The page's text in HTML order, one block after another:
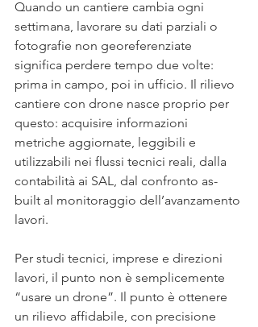
Quando un cantiere cambia ogni
settimana, lavorare su dati parziali o
fotografie non georeferenziate
significa perdere tempo due volte:
prima in campo, poi in ufficio. Il rilievo
cantiere con drone nasce proprio per
questo: acquisire informazioni
metriche aggiornate, leggibili e
utilizzabili nei flussi tecnici reali, dalla
contabilità ai SAL, dal confronto as-
built al monitoraggio dell’avanzamento
lavori.
Per studi tecnici, imprese e direzioni
lavori, il punto non è semplicemente
“usare un drone”. Il punto è ottenere
un rilievo affidabile, con precisione